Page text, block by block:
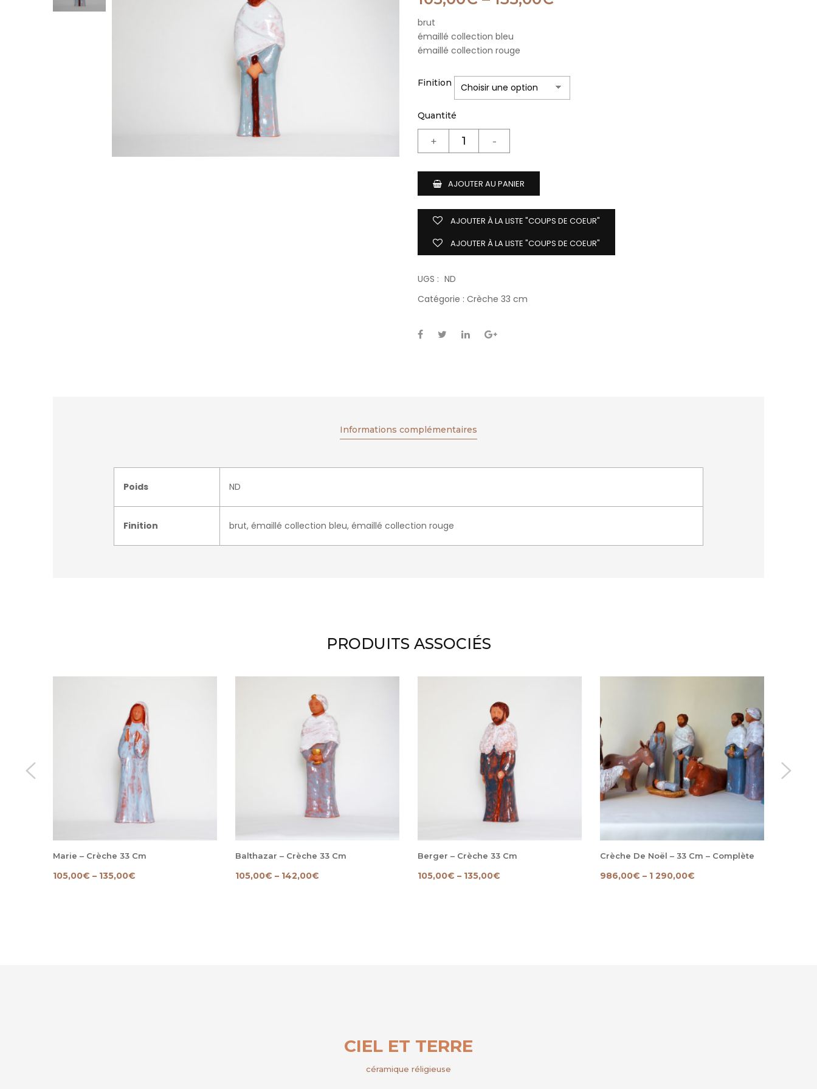
brut
émaillé collection bleu
émaillé collection rouge
Finition
Quantité
AJOUTER AU PANIER
AJOUTER À LA LISTE "COUPS DE COEUR"
AJOUTER À LA LISTE "COUPS DE COEUR"
UGS : ND
Catégorie : Crèche 33 cm
Informations complémentaires
Poids ND
Finition brut, émaillé collection bleu, émaillé collection rouge
PRODUITS ASSOCIÉS
Marie – Crèche 33 Cm
105,00€ – 135,00€
Balthazar – Crèche 33 Cm
105,00€ – 142,00€
Berger – Crèche 33 Cm
105,00€ – 135,00€
Crèche De Noël – 33 Cm – Complète
986,00€ – 1 290,00€
CIEL ET TERRE
céramique réligieuse